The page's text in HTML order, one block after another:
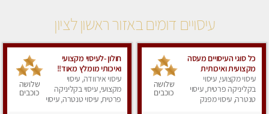
עיסויים דומים באזור ראשון לציון
כל סוגי העיסויים מעסה
מקצועית ואיכותית
פרטי!!!
עיסוי מקצועי, עיסוי
בקליניקה פרטית, עיסוי
טנטרה, עיסוי מפנק
שלושה
כוכבים
חולון -לעיסוי מקצועי
ואיכותי מומלץ מאוד!!
ממתינה לך שתגיע
מעסה פרטית-ללא מין !!
עיסוי אירוודה, עיסוי
מקצועי, עיסוי בקליניקה
פרטית, עיסוי טנטרה, עיסוי
שלושה
כוכבים